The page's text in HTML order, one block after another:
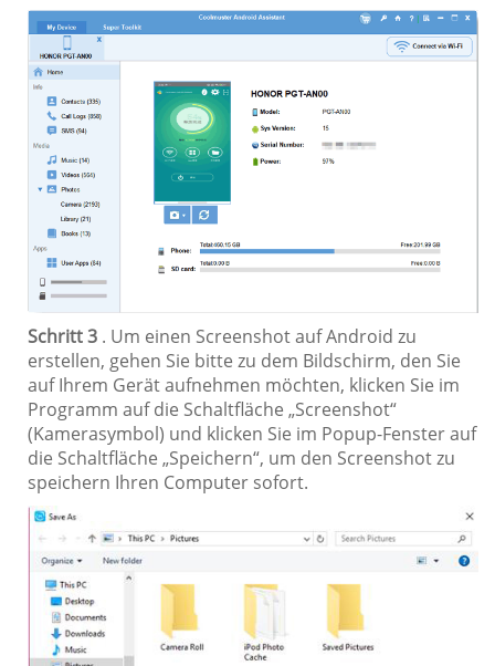
Schritt 3 . Um einen Screenshot auf Android zu
erstellen, gehen Sie bitte zu dem Bildschirm, den Sie
auf Ihrem Gerät aufnehmen möchten, klicken Sie im
Programm auf die Schaltfläche „Screenshot“
(Kamerasymbol) und klicken Sie im Popup-Fenster auf
die Schaltfläche „Speichern“, um den Screenshot zu
speichern Ihren Computer sofort.